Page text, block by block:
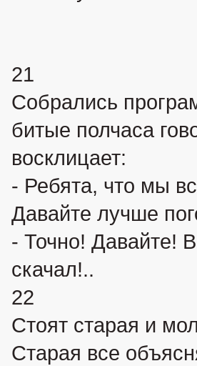
21
Собрались
битые полчаса
восклицает:
- Ребята, что мы
Давайте лучше
- Точно! Давайте!
скачал!..
22
Стоят старая и
Старая все